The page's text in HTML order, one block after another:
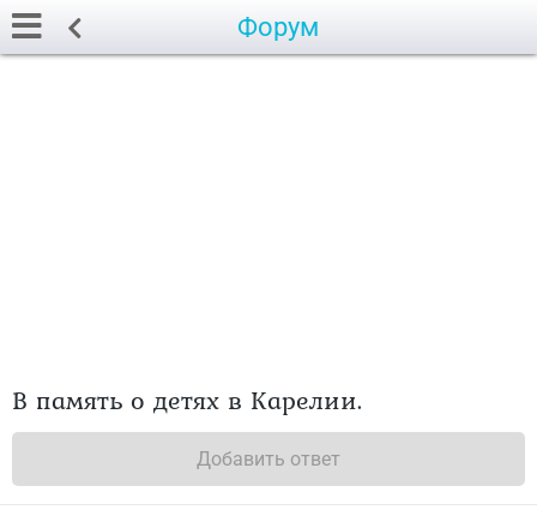
Форум
В память о детях в Карелии.
Добавить ответ